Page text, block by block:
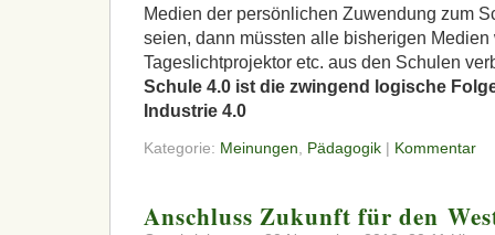
Medien der persönlichen Zuwendung zum
seien, dann müssten alle bisherigen
Tageslichtprojektor etc. aus den Schulen
Schule 4.0 ist die zwingend logische
Industrie 4.0
Kategorie: Meinungen Pädagogik | Kommentar
Anschluss Zukunft für den